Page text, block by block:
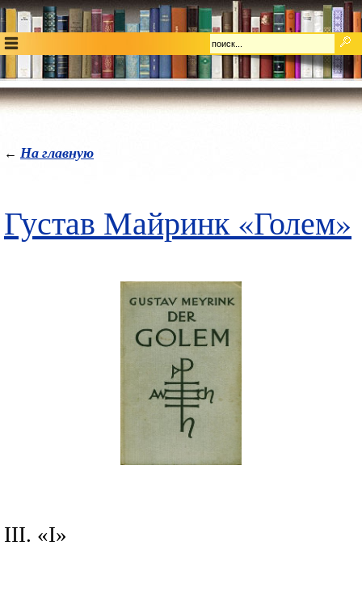
← На главную
Густав Майринк «Голем»
III. «I»